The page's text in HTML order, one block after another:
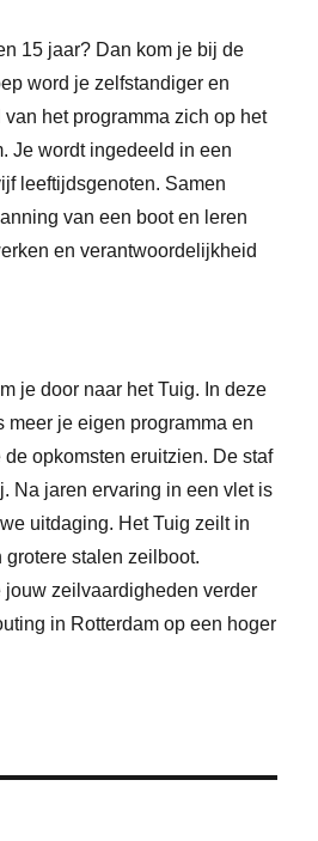
15 jaar? Dan kom je bij de
word je zelfstandiger en
het programma zich op het
Je wordt ingedeeld in een
leeftijdsgenoten. Samen
van een boot en leren
en verantwoordelijkheid
je door naar het Tuig. In deze
meer je eigen programma en
opkomsten eruitzien. De staf
Na jaren ervaring in een vlet is
uitdaging. Het Tuig zeilt in
stalen zeilboot.
jouw zeilvaardigheden verder
in Rotterdam op een hoger